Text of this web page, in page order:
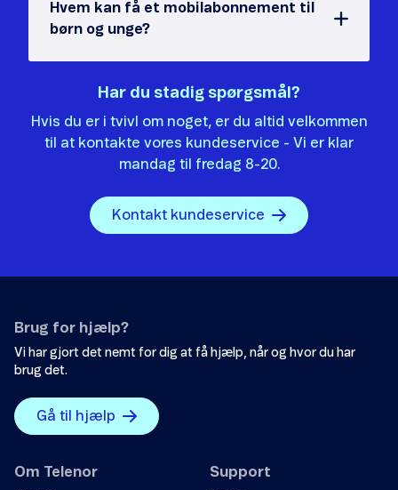
Hvem kan få et mobilabonnement til
børn og unge?
Har du stadig spørgsmål?
Hvis du er i tvivl om noget, er du altid velkommen
til at kontakte vores kundeservice - Vi er klar
mandag til fredag 8-20.
Kontakt kundeservice
Brug for hjælp?
Vi har gjort det nemt for dig at få hjælp, når og hvor du har
brug det.
Gå til hjælp
Om Telenor Support